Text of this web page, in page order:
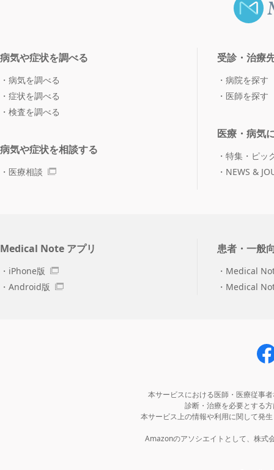
病気や症状を調べる
病気を調べる
症状を調べる
検査を調べる
病気や症状を相談する
医療相談
受診・治療
病院を探す
医師を探す
医療・病気
特集・ピッ
NEWS &
Medical Note アプリ
iPhone版
Android版
患者・一般
Medical
Medical
本サービスにおける医師・医療従事
診断・治療を必要とする
本サービス上の情報や利用に関して発
Amazonのアソシエイトとして、株式